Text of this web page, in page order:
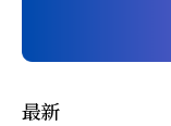
最新